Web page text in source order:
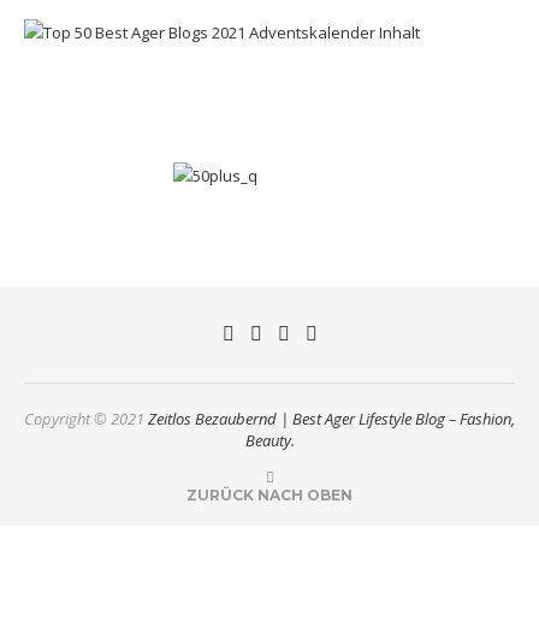
Copyright © 2021 Zeitlos Bezaubernd | Best Ager Lifestyle Blog – Fashion,
Beauty.
ZURÜCK NACH OBEN